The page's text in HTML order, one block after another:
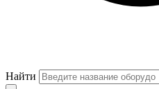
Найти